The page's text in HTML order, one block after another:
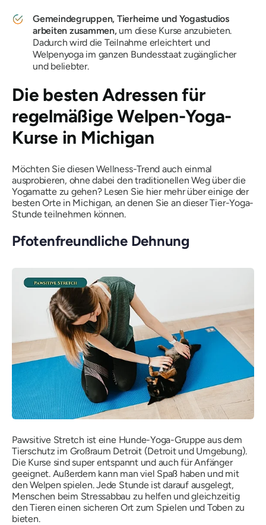
Gemeindegruppen, Tierheime und Yogastudios
arbeiten zusammen, um diese Kurse anzubieten.
Dadurch wird die Teilnahme erleichtert und
Welpenyoga im ganzen Bundesstaat zugänglicher
und beliebter.
Die besten Adressen für
regelmäßige Welpen-Yoga-
Kurse in Michigan
Möchten Sie diesen Wellness-Trend auch einmal
ausprobieren, ohne dabei den traditionellen Weg über die
Yogamatte zu gehen? Lesen Sie hier mehr über einige der
besten Orte in Michigan, an denen Sie an dieser Tier-Yoga-
Stunde teilnehmen können.
Pfotenfreundliche Dehnung
Pawsitive Stretch ist eine Hunde-Yoga-Gruppe aus dem
Tierschutz im Großraum Detroit (Detroit und Umgebung).
Die Kurse sind super entspannt und auch für Anfänger
geeignet. Außerdem kann man viel Spaß haben und mit
den Welpen spielen. Jede Stunde ist darauf ausgelegt,
Menschen beim Stressabbau zu helfen und gleichzeitig
den Tieren einen sicheren Ort zum Spielen und Toben zu
bieten.